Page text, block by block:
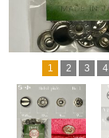
1 2 3 4